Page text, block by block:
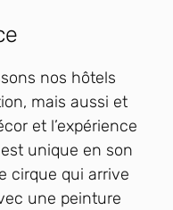
nos hôtels
mais aussi et
et l’expérience
unique en son
cirque qui arrive
une peinture